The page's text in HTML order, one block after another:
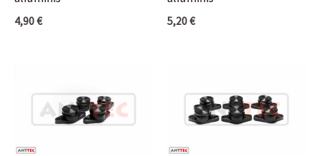
4,90€ 5,20€